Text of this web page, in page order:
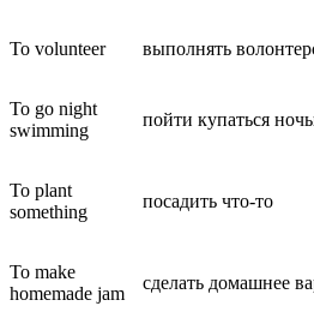
To volunteer выполнять
To go night
swimming
пойти купаться
To plant
something
посадить что-то
To make
homemade jam
сделать домашнее